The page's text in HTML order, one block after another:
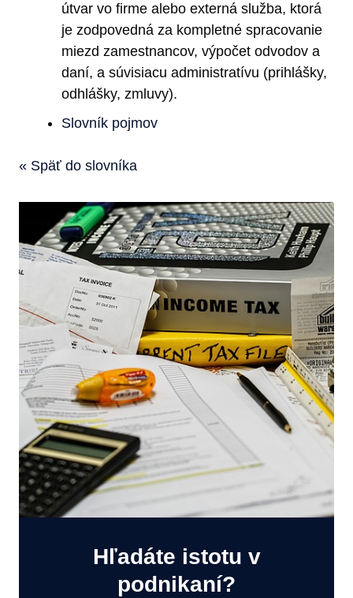
útvar vo firme alebo externá služba, ktorá
je zodpovedná za kompletné spracovanie
miezd zamestnancov, výpočet odvodov a
daní, a súvisiacu administratívu (prihlášky,
odhlášky, zmluvy).
Slovník pojmov
« Späť do slovníka
Hľadáte istotu v
podnikaní?